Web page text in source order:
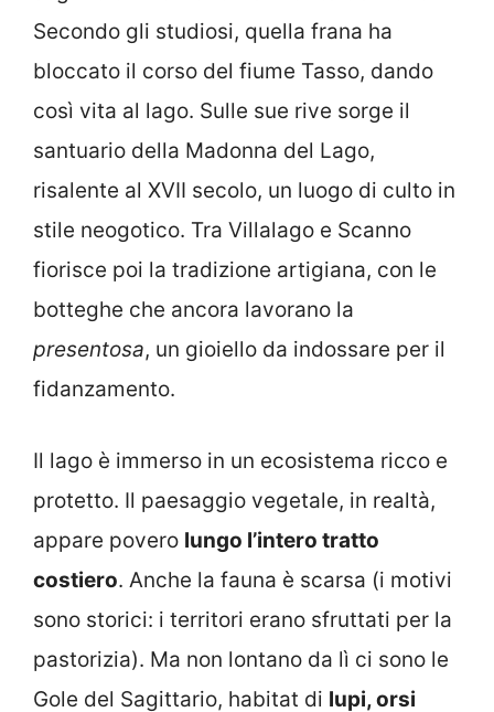
Secondo gli studiosi, quella frana ha
bloccato il corso del fiume Tasso, dando
così vita al lago. Sulle sue rive sorge il
santuario della Madonna del Lago,
risalente al XVII secolo, un luogo di culto in
stile neogotico. Tra Villalago e Scanno
fiorisce poi la tradizione artigiana, con le
botteghe che ancora lavorano la
presentosa, un gioiello da indossare per il
fidanzamento.
Il lago è immerso in un ecosistema ricco e
protetto. Il paesaggio vegetale, in realtà,
appare povero lungo l’intero tratto
costiero. Anche la fauna è scarsa (i motivi
sono storici: i territori erano sfruttati per la
pastorizia). Ma non lontano da lì ci sono le
Gole del Sagittario, habitat di lupi, orsi